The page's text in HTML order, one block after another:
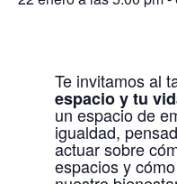
Te invitamos al
espacio y tu
un espacio de
igualdad,
actuar sobre
espacios y